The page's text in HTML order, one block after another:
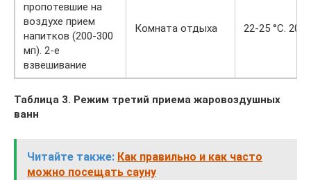
пропотевшие на
воздухе прием
напитков (200-300
мп). 2-е
взвешивание
Комната отдыха 22-25 °С. 20-
Таблица 3. Режим третий приема жаровоздушных
ванн
Читайте также: Как правильно и как часто
можно посещать сауну